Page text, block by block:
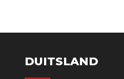
DUITSLAND